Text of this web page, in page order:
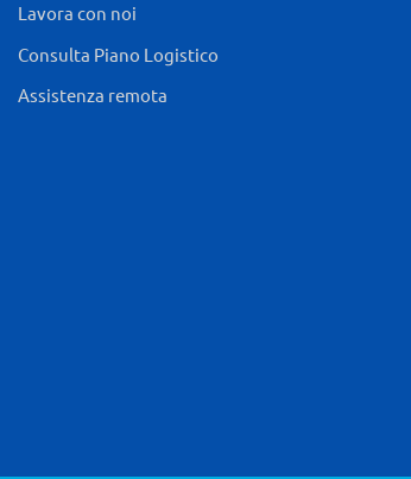
Lavora con noi
Consulta Piano Logistico
Assistenza remota